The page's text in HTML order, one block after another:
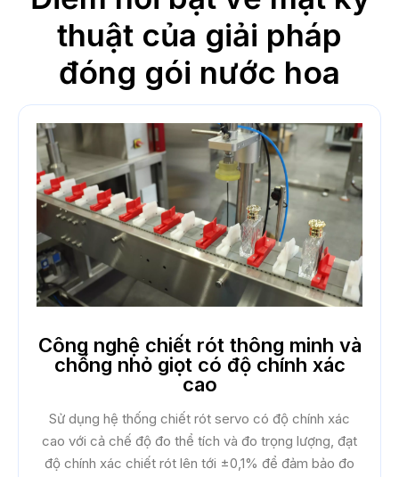
thuật của giải pháp
đóng gói nước hoa
Công nghệ chiết rót thông minh và
chống nhỏ giọt có độ chính xác
cao
Sử dụng hệ thống chiết rót servo có độ chính xác
cao với cả chế độ đo thể tích và đo trọng lượng, đạt
độ chính xác chiết rót lên tới ±0,1% để đảm bảo đo